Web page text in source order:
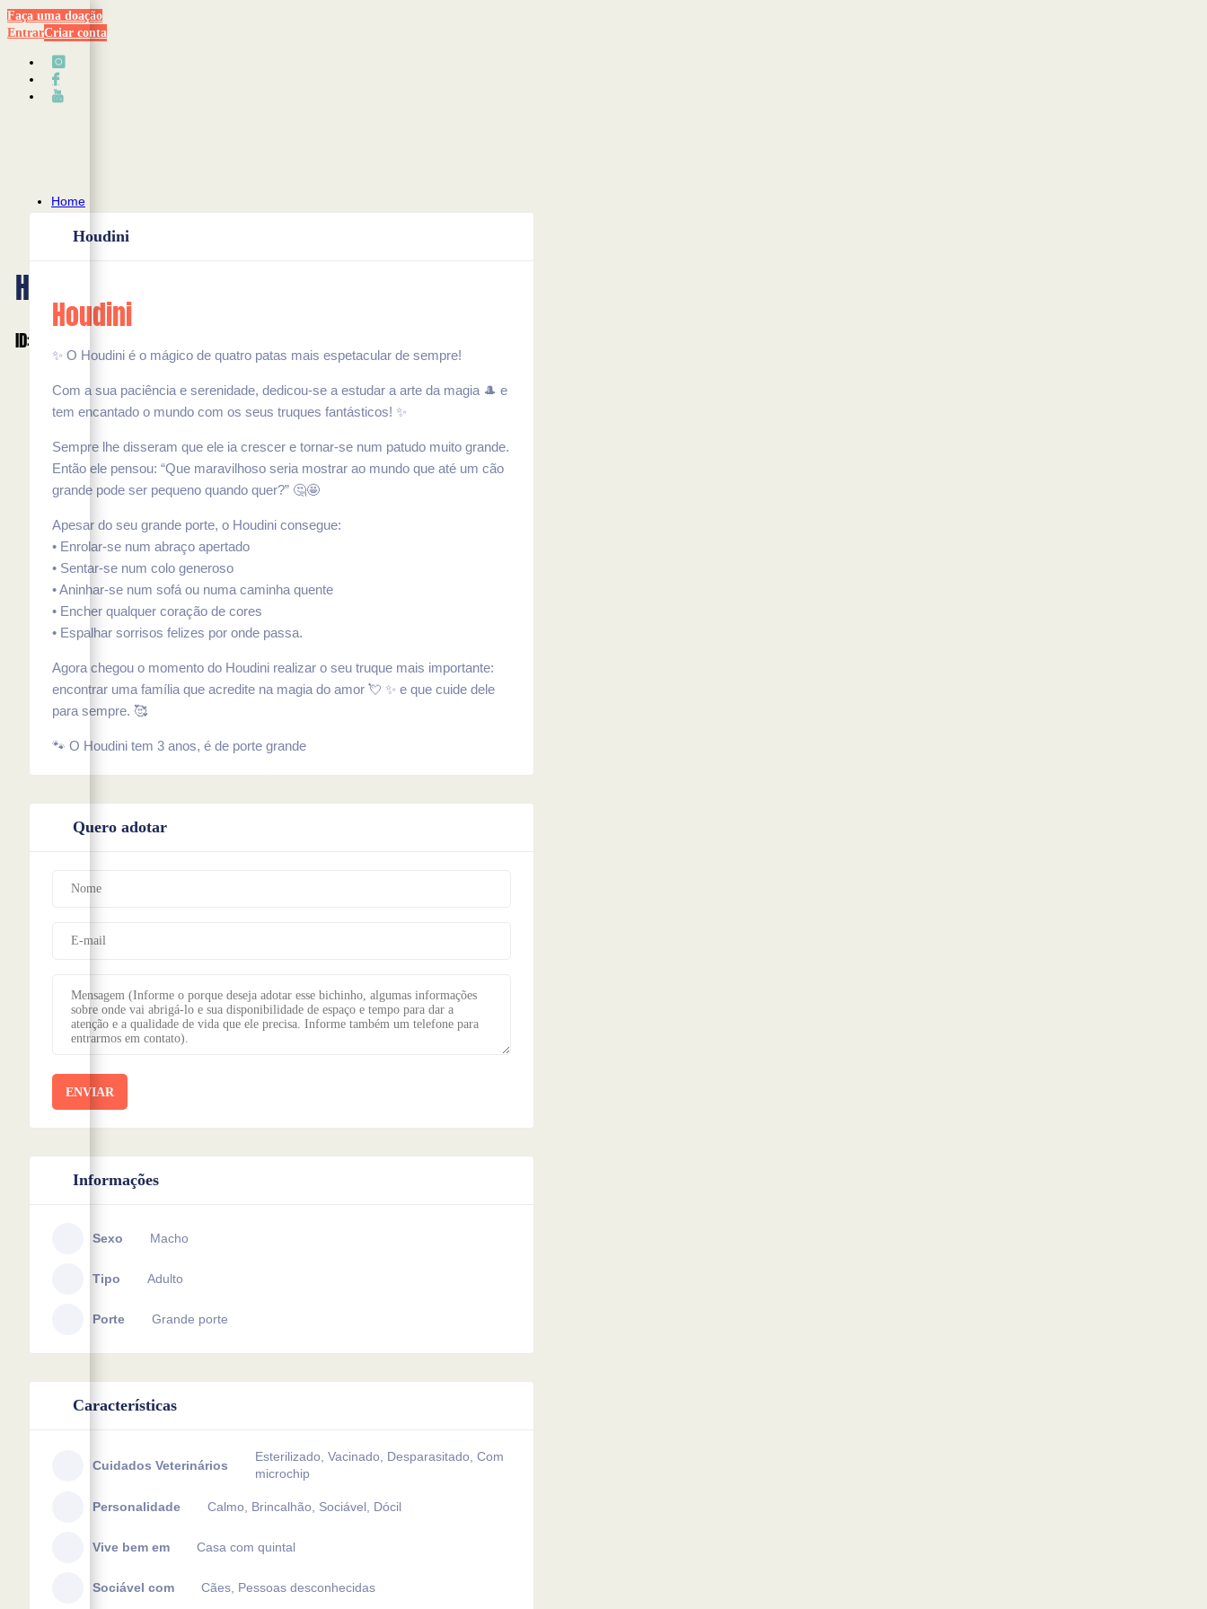
Faça uma doação
EntrarCriar conta
Home
Houdini
Houdini
ID: 4256
Houdini
Houdini
✨ O Houdini é o mágico de quatro patas mais espetacular de sempre!
Com a sua paciência e serenidade, dedicou-se a estudar a arte da magia 🎩 e
tem encantado o mundo com os seus truques fantásticos! ✨
Sempre lhe disseram que ele ia crescer e tornar-se num patudo muito grande.
Então ele pensou: “Que maravilhoso seria mostrar ao mundo que até um cão
grande pode ser pequeno quando quer?” 🤔🤩
Apesar do seu grande porte, o Houdini consegue:
•⁠ ⁠Enrolar-se num abraço apertado
•⁠ ⁠Sentar-se num colo generoso
•⁠ ⁠Aninhar-se num sofá ou numa caminha quente
•⁠ ⁠Encher qualquer coração de cores
•⁠ ⁠Espalhar sorrisos felizes por onde passa.
Agora chegou o momento do Houdini realizar o seu truque mais importante:
encontrar uma família que acredite na magia do amor 💘 ✨ e que cuide dele
para sempre. 🥰
🐾 O Houdini tem 3 anos, é de porte grande
Quero adotar
ENVIAR
Informações
Sexo Macho
Tipo Adulto
Porte Grande porte
Características
Cuidados Veterinários
Esterilizado, Vacinado, Desparasitado, Com
microchip
Personalidade Calmo, Brincalhão, Sociável, Dócil
Vive bem em Casa com quintal
Sociável com Cães, Pessoas desconhecidas